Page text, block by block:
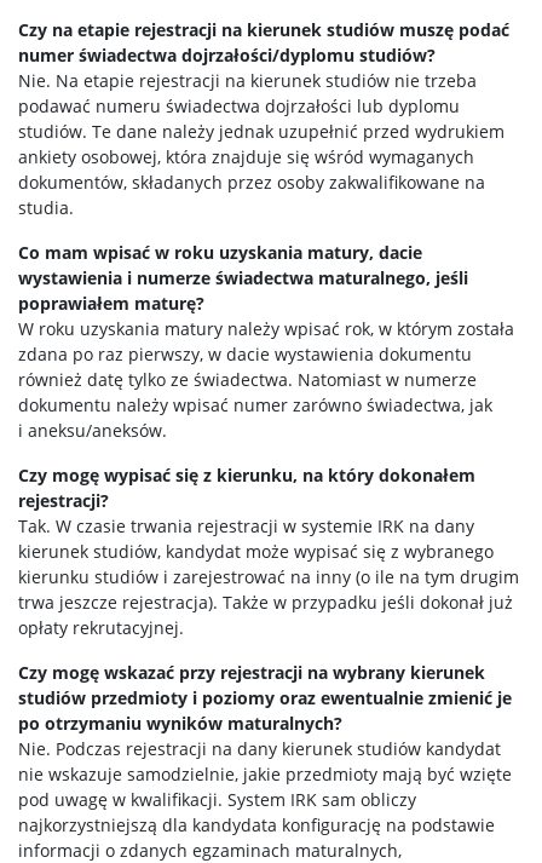
Czy na etapie rejestracji na kierunek studiów muszę podać
numer świadectwa dojrzałości/dyplomu studiów?
Nie. Na etapie rejestracji na kierunek studiów nie trzeba
podawać numeru świadectwa dojrzałości lub dyplomu
studiów. Te dane należy jednak uzupełnić przed wydrukiem
ankiety osobowej, która znajduje się wśród wymaganych
dokumentów, składanych przez osoby zakwalifikowane na
studia.
Co mam wpisać w roku uzyskania matury, dacie
wystawienia i numerze świadectwa maturalnego, jeśli
poprawiałem maturę?
W roku uzyskania matury należy wpisać rok, w którym została
zdana po raz pierwszy, w dacie wystawienia dokumentu
również datę tylko ze świadectwa. Natomiast w numerze
dokumentu należy wpisać numer zarówno świadectwa, jak
i aneksu/aneksów.
Czy mogę wypisać się z kierunku, na który dokonałem
rejestracji?
Tak. W czasie trwania rejestracji w systemie IRK na dany
kierunek studiów, kandydat może wypisać się z wybranego
kierunku studiów i zarejestrować na inny (o ile na tym drugim
trwa jeszcze rejestracja). Także w przypadku jeśli dokonał już
opłaty rekrutacyjnej.
Czy mogę wskazać przy rejestracji na wybrany kierunek
studiów przedmioty i poziomy oraz ewentualnie zmienić je
po otrzymaniu wyników maturalnych?
Nie. Podczas rejestracji na dany kierunek studiów kandydat
nie wskazuje samodzielnie, jakie przedmioty mają być wzięte
pod uwagę w kwalifikacji. System IRK sam obliczy
najkorzystniejszą dla kandydata konfigurację na podstawie
informacji o zdanych egzaminach maturalnych,